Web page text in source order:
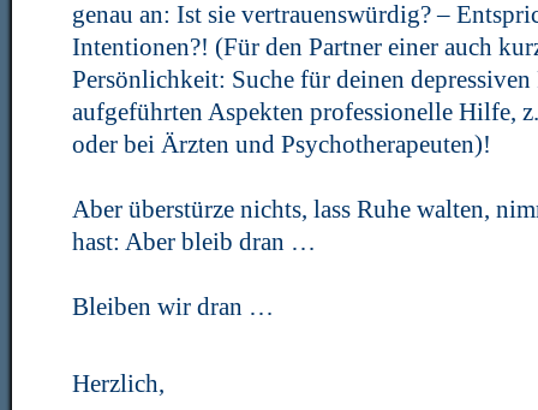
genau an: Ist sie vertrauenswürdig? –
Intentionen?! (Für den Partner einer auch
Persönlichkeit: Suche für deinen depressiven
aufgeführten Aspekten professionelle Hilfe,
oder bei Ärzten und Psychotherapeuten)!
Aber überstürze nichts, lass Ruhe walten,
hast: Aber bleib dran …
Bleiben wir dran …
Herzlich,